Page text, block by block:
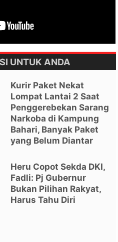
UNTUK ANDA
Kurir Paket Nekat
Lompat Lantai 2 Saat
Penggerebekan Sarang
Narkoba di Kampung
Bahari, Banyak Paket
yang Belum Diantar
Heru Copot Sekda DKI,
Fadli: Pj Gubernur
Bukan Pilihan Rakyat,
Harus Tahu Diri